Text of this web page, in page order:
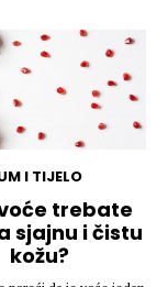
I TIJELO
trebate
sjajnu i čistu
kožu?